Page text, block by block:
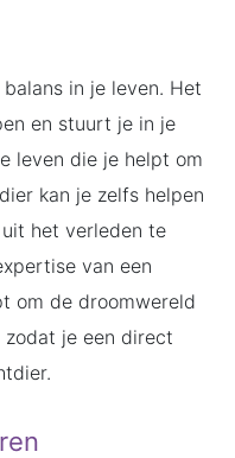
in je leven. Het
en stuurt je in je
leven die je helpt om
kan je zelfs helpen
uit het verleden te
van een
om de droomwereld
je een direct